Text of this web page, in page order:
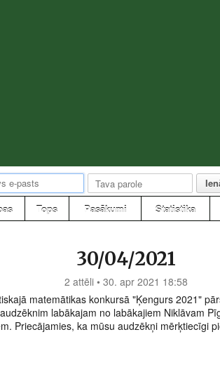
Tops Pasākumi Statistika
30/04/2021
2 attēli • 30. apr 2021 18:58
matemātikas konkursā "Ķengurs 2021"
labākajam no labākajiem Niklāvam
Priecājamies, ka mūsu audzēkņi mērķtiecīgi